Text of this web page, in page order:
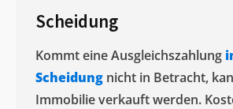
Scheidung
Kommt eine Ausgleichszahlung
Scheidung nicht in Betracht,
Immobilie verkauft werden.